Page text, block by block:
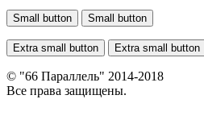
Small button Small button
Extra small button Extra small button
© "66 Параллель" 2014-2018
Все права защищены.